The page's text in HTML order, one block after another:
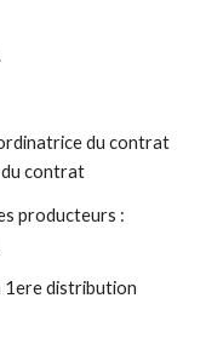
du contrat
du contrat
producteurs :
1ere distribution